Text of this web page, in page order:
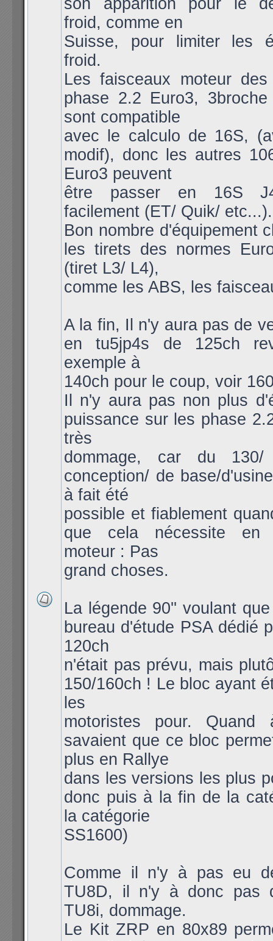
son apparition pour le
froid, comme en
Suisse, pour limiter les
froid.
Les faisceaux moteur
phase 2.2 Euro3,
sont compatible
avec le calculo de 16S,
modif), donc les autres
Euro3 peuvent
être passer en 16S
facilement (ET/ Quik/ etc...).
Bon nombre d'équipement
les tirets des normes
(tiret L3/ L4),
comme les ABS, les
A la fin, Il n'y aura pas de
en tu5jp4s de 125ch
exemple à
140ch pour le coup, voir
Il n'y aura pas non plus
puissance sur les phase
très
dommage, car du
conception/ de base/
à fait été
possible et fiablement
que cela nécessite en
moteur : Pas
grand choses.
La légende 90'' voulant
bureau d'étude PSA dédié
120ch
n'était pas prévu, mais
150/160ch ! Le bloc ayant
les
motoristes pour.
savaient que ce bloc
plus en Rallye
dans les versions les plus
donc puis à la fin de la
la catégorie
SS1600)
Comme il n'y à pas eu
TU8D, il n'y à donc pas
TU8i, dommage.
Le Kit ZRP en 80x89